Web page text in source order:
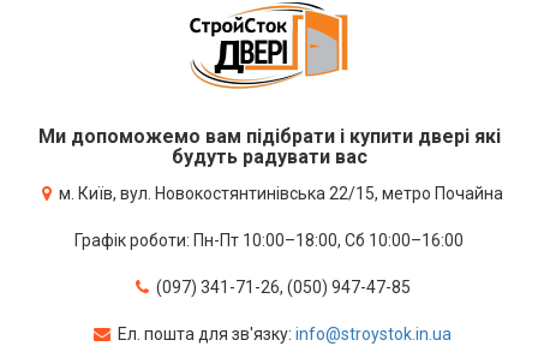
Ми допоможемо вам підібрати і купити двері які
будуть радувати вас
м. Київ, вул. Новокостянтинівська 22/15, метро Почайна
Графік роботи: Пн-Пт 10:00–18:00, Сб 10:00–16:00
(097) 341-71-26, (050) 947-47-85
Ел. пошта для зв'язку: info@stroystok.in.ua